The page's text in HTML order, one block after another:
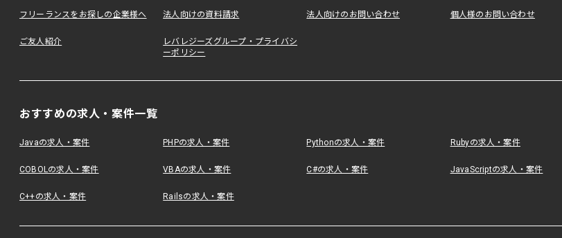
フリーランスをお探しの企業様へ 法人向けの資料請求 法人向けのお問い合わせ 個人様のお問い合わせ
ご友人紹介
レバレジーズグループ・プライバシ
ーポリシー
おすすめの求人・案件一覧
Javaの求人・案件 PHPの求人・案件 Pythonの求人・案件 Rubyの求人・案件
COBOLの求人・案件 VBAの求人・案件 C#の求人・案件 JavaScriptの求人・案件
C++の求人・案件 Railsの求人・案件